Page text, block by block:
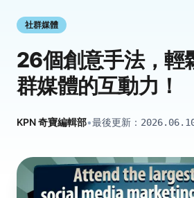
社群媒體
26個創意手法，輕
群媒體的互動力！
KPN 奇寶編輯部•最後更新：